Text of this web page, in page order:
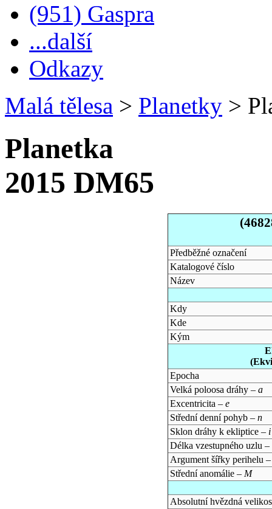
(951) Gaspra
...další
Odkazy
Malá tělesa > Planetky >
Planetka
2015 DM65
Předběžné označení
Katalogové číslo
Název
Kdy
Kde
Kým
Epocha
Velká poloosa dráhy – a
Excentricita – e
Střední denní pohyb – n
Sklon dráhy k ekliptice – i
Délka vzestupného uzlu –
Argument šířky perihelu
Střední anomálie – M
Absolutní hvězdná